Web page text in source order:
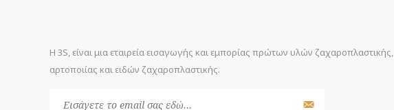
Η 3S, είναι μια εταιρεία εισαγωγής και εμπορίας πρώτων υλών ζαχαροπλαστικής,
αρτοποιίας και ειδών ζαχαροπλαστικής.